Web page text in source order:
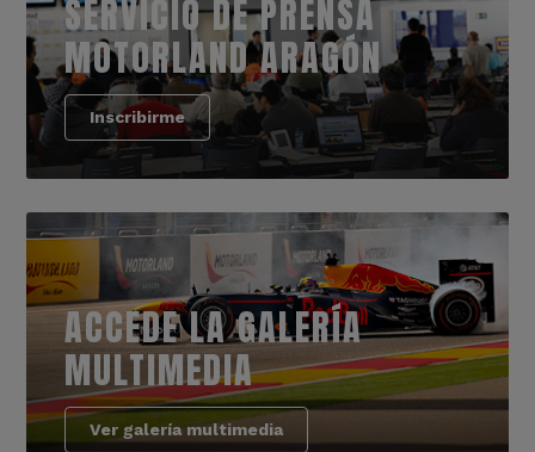
SERVICIO DE PRENSA
MOTORLAND ARAGÓN
Inscribirme
ACCEDE LA GALERÍA
MULTIMEDIA
Ver galería multimedia